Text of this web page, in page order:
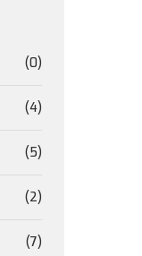
(0)
(4)
(5)
(2)
(7)